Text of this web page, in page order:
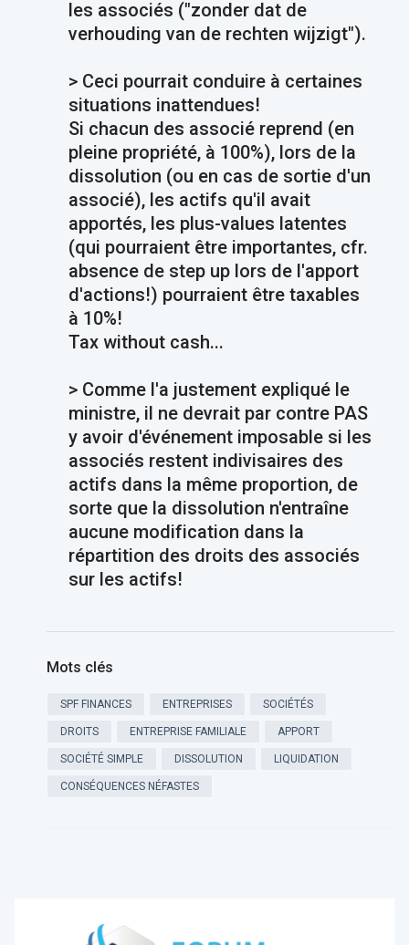
les associés ("zonder dat de
verhouding van de rechten wijzigt").
> Ceci pourrait conduire à certaines
situations inattendues!
Si chacun des associé reprend (en
pleine propriété, à 100%), lors de la
dissolution (ou en cas de sortie d'un
associé), les actifs qu'il avait
apportés, les plus-values latentes
(qui pourraient être importantes, cfr.
absence de step up lors de l'apport
d'actions!) pourraient être taxables
à 10%!
Tax without cash...
> Comme l'a justement expliqué le
ministre, il ne devrait par contre PAS
y avoir d'événement imposable si les
associés restent indivisaires des
actifs dans la même proportion, de
sorte que la dissolution n'entraîne
aucune modification dans la
répartition des droits des associés
sur les actifs!
Mots clés
SPF FINANCES ENTREPRISES SOCIÉTÉS
DROITS ENTREPRISE FAMILIALE APPORT
SOCIÉTÉ SIMPLE DISSOLUTION LIQUIDATION
CONSÉQUENCES NÉFASTES